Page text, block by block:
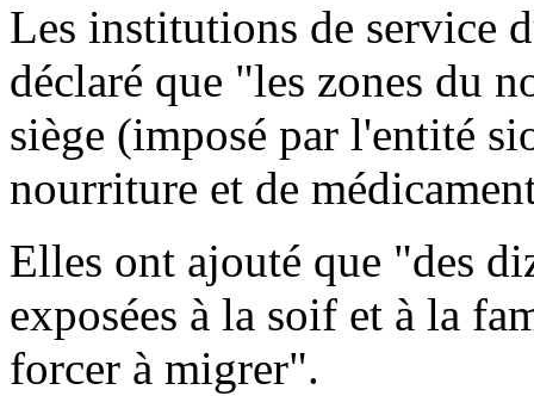
Les institutions de service
déclaré que "les zones du
siège (imposé par l'entité
nourriture et de
Elles ont ajouté que "des
exposées à la soif et à la
forcer à migrer".